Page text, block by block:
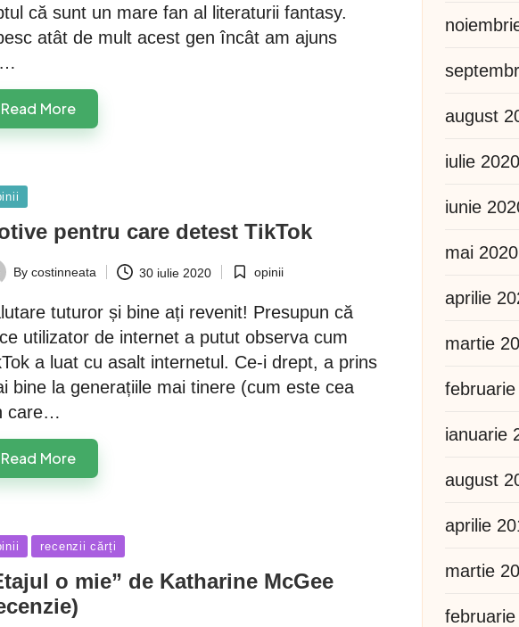
că sunt un mare fan al literaturii fantasy.
atât de mult acest gen încât am ajuns
Read More
pentru care detest TikTok
By costinneata 30 iulie 2020
Postedopinii
tuturor și bine ați revenit! Presupun că
utilizator de internet a putut observa cum
a luat cu asalt internetul. Ce-i drept, a prins
bine la generațiile mai tinere (cum este cea
care…
Read More
recenzii cărți
o mie” de Katharine McGee
august
iulie 2020
iunie
mai 2020
aprilie
martie
ianuarie
august
aprilie
martie